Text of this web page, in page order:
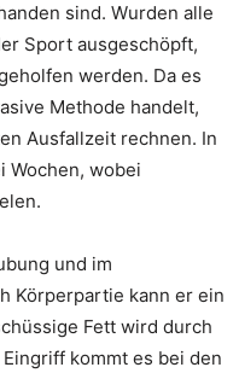
sind. Wurden alle
Sport ausgeschöpft,
werden. Da es
Methode handelt,
Ausfallzeit rechnen. In
Wochen, wobei
und im
Körperpartie kann er ein
Fett wird durch
kommt es bei den